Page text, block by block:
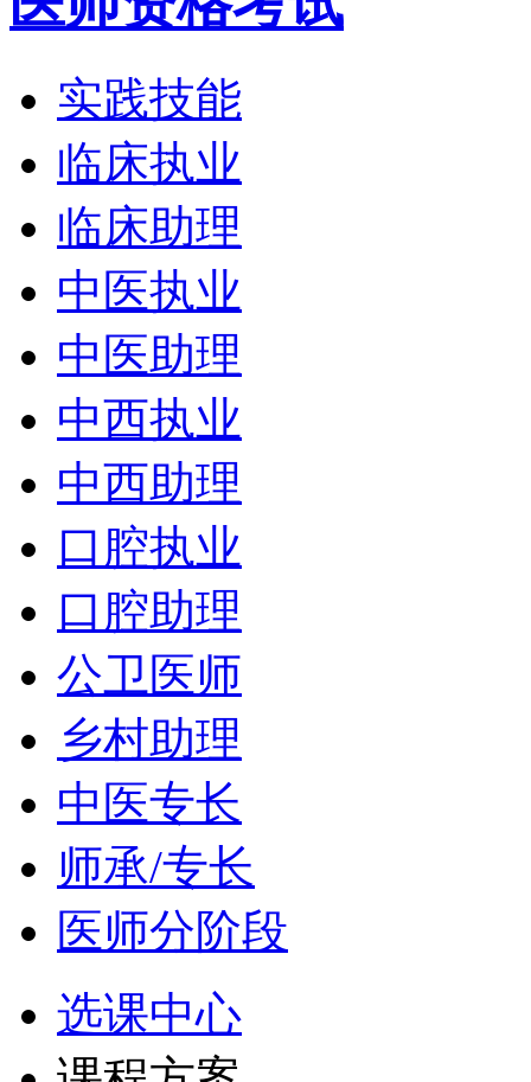
实践技能
临床执业
临床助理
中医执业
中医助理
中西执业
中西助理
口腔执业
口腔助理
公卫医师
乡村助理
中医专长
师承/专长
医师分阶段
选课中心